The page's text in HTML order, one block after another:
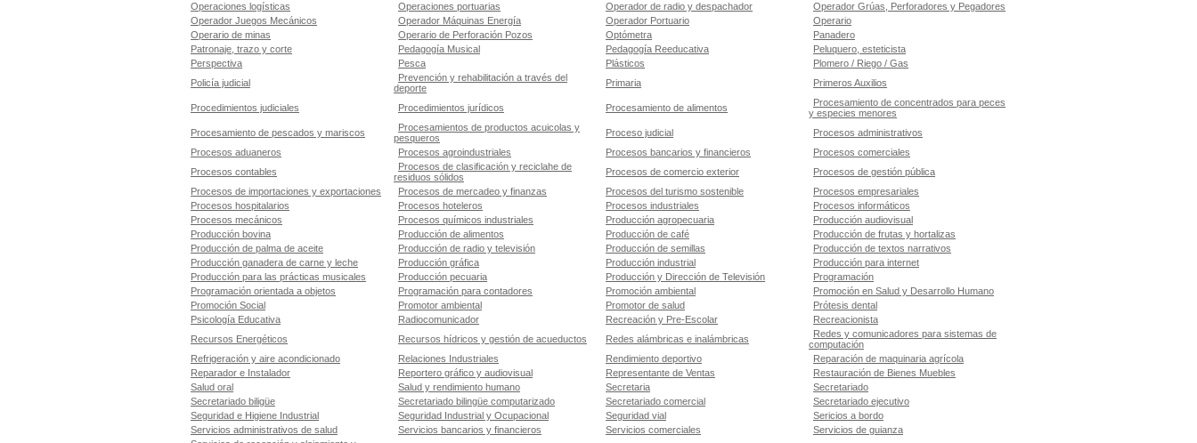
Operaciones logísticas
Operaciones portuarias Operador de radio y despachador
Operador Grúas, Perforadores y Pegadores
Operador Juegos Mecánicos
Operador Máquinas Energía Operador Portuario
Operario
Operario de minas
Operario de Perforación Pozos Optómetra
Panadero
Patronaje, trazo y corte
Pedagogía Musical Pedagogía Reeducativa
Peluquero, esteticista
Perspectiva
Pesca Plásticos
Plomero / Riego / Gas
Policía judicial
Prevención y rehabilitación a través del
deporte
Primaria Primeros Auxilios
Procedimientos judiciales Procedimientos jurídicos Procesamiento de alimentos
Procesamiento de concentrados para peces
y especies menores
Procesamiento de pescados y mariscos
Procesamientos de productos acuicolas y
pesqueros
Proceso judicial
Procesos administrativos
Procesos aduaneros
Procesos agroindustriales Procesos bancarios y financieros
Procesos comerciales
Procesos contables
Procesos de clasificación y reciclahe de
residuos sólidos
Procesos de comercio exterior
Procesos de gestión pública
Procesos de importaciones y exportaciones
Procesos de mercadeo y finanzas Procesos del turismo sostenible
Procesos empresariales
Procesos hospitalarios
Procesos hoteleros Procesos industriales
Procesos informáticos
Procesos mecánicos
Procesos químicos industriales Producción agropecuaria
Producción audiovisual
Producción bovina
Producción de alimentos Producción de café
Producción de frutas y hortalizas
Producción de palma de aceite
Producción de radio y televisión Producción de semillas
Producción de textos narrativos
Producción ganadera de carne y leche
Producción gráfica Producción industrial
Producción para internet
Producción para las prácticas musicales
Producción pecuaria Producción y Dirección de Televisión
Programación
Programación orientada a objetos
Programación para contadores Promoción ambiental
Promoción en Salud y Desarrollo Humano
Promoción Social
Promotor ambiental Promotor de salud
Prótesis dental
Psicología Educativa
Radiocomunicador Recreación y Pre-Escolar
Recreacionista
Recursos Energéticos
Recursos hídricos y gestión de acueductos Redes alámbricas e inalámbricas
Redes y comunicadores para sistemas de
computación
Refrigeración y aire acondicionado
Relaciones Industriales Rendimiento deportivo
Reparación de maquinaria agrícola
Reparador e Instalador
Reportero gráfico y audiovisual Representante de Ventas
Restauración de Bienes Muebles
Salud oral
Salud y rendimiento humano Secretaria
Secretariado
Secretariado biligüe
Secretariado bilingüe computarizado Secretariado comercial
Secretariado ejecutivo
Seguridad e Higiene Industrial
Seguridad Industrial y Ocupacional Seguridad vial
Sericios a bordo
Servicios administrativos de salud
Servicios bancarios y financieros Servicios comerciales
Servicios de guianza